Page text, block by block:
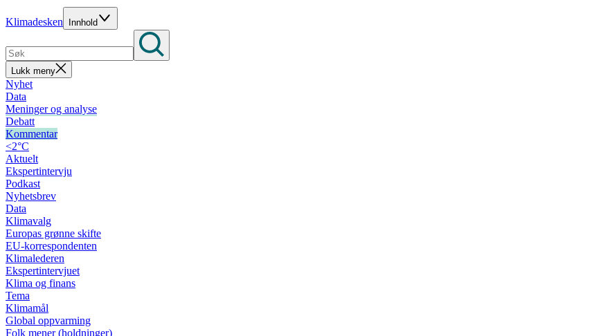
Klimadesken Innhold
Lukk meny
Nyhet
Data
Meninger og analyse
Debatt
Kommentar
<2°C
Aktuelt
Ekspertintervju
Podkast
Nyhetsbrev
Data
Klimavalg
Europas grønne skifte
EU-korrespondenten
Klimalederen
Ekspertintervjuet
Klima og finans
Tema
Klimamål
Global oppvarming
Folk mener (holdninger)